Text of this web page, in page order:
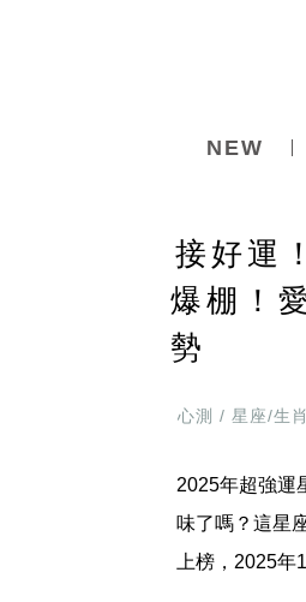
NEW
接好運
爆棚！
勢
心測 / 星座/生
2025年超強運
味了嗎？這星
上榜，2025年